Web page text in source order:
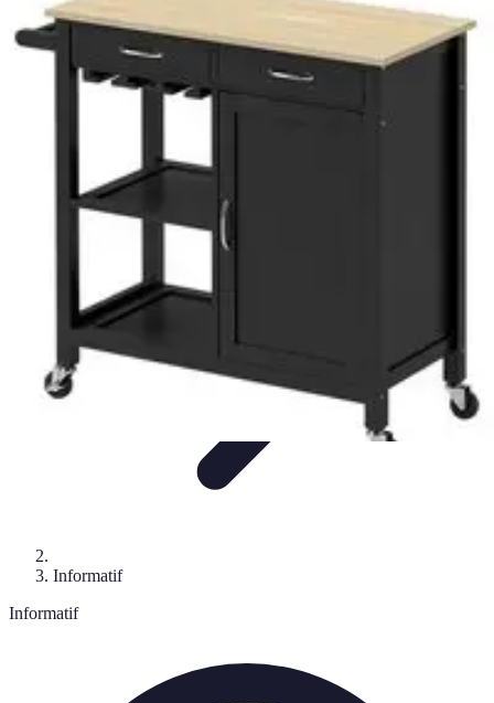
Restauration Meubles Anciens
Conseils et AstucesTechniques de Restauration
Restauration
TutorielsTendances
Informatif
Informatif